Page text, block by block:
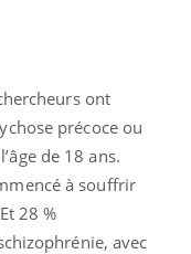
ont
précoce ou
de 18 ans.
à souffrir
28 %
avec